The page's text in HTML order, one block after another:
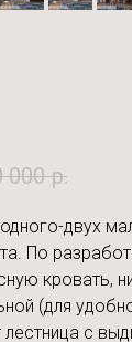
000 р.
двух
По
кровать,
(для
лестница с